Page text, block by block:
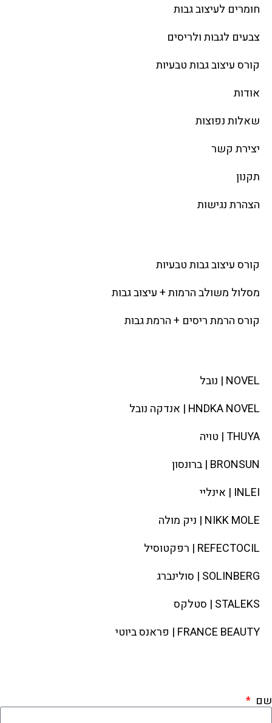
חומרים לעיצוב גבות
צבעים לגבות ולריסים
קורס עיצוב גבות טבעיות
אודות
שאלות נפוצות
יצירת קשר
תקנון
הצהרת נגישות
קורס עיצוב גבות טבעיות
מסלול משולב הרמות + עיצוב גבות​
קורס הרמת ריסים + הרמת גבות
NOVEL | נובל
HNDKA NOVEL | אנדקה נובל
THUYA | טויה
BRONSUN | ברונסון
INLEI | אינליי
NIKK MOLE | ניק מולה
REFECTOCIL | רפקטוסיל
SOLINBERG | סולינברג
STALEKS | סטלקס
FRANCE BEAUTY | פראנס ביוטי
שם